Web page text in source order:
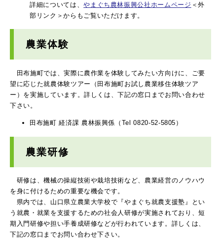
詳細については、やまぐち農林振興公社ホームページ ＜外
部リンク＞からもご覧いただけます。
農業体験
田布施町では、実際に農作業を体験してみたい方向けに、ご要
望に応じた就農体験ツアー（田布施町お試し農業移住体験ツア
ー）を実施しています。詳しくは、下記の窓口までお問い合わせ
下さい。
田布施町 経済課 農林振興係（Tel 0820-52-5805）
農業研修
研修は、機械の操縦技術や栽培技術など、農業経営のノウハウ
を身に付けるための重要な機会です。
県内では、山口県立農業大学校で『やまぐち就農支援塾』とい
う就農・就業を支援するための社会人研修が実施されており、短
期入門研修や担い手養成研修などが行われています。詳しくは、
下記の窓口までお問い合わせ下さい。